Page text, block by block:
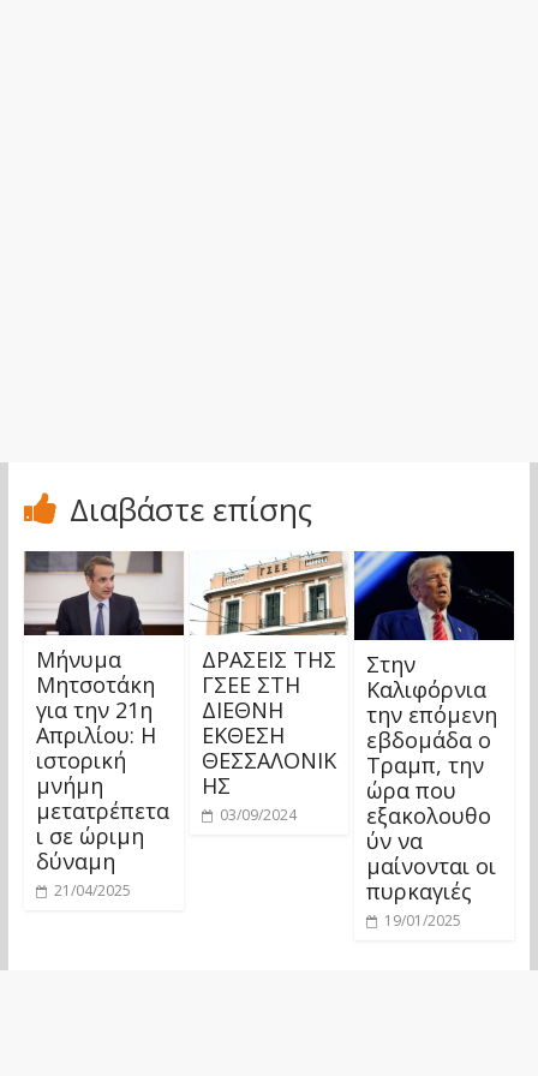
Διαβάστε επίσης
Μήνυμα
Μητσοτάκη
για την 21η
Απριλίου: Η
ιστορική
μνήμη
μετατρέπετα
ι σε ώριμη
δύναμη
21/04/2025
ΔΡΑΣΕΙΣ ΤΗΣ
ΓΣΕΕ ΣΤΗ
ΔΙΕΘΝΗ
ΕΚΘΕΣΗ
ΘΕΣΣΑΛΟΝΙΚ
ΗΣ
03/09/2024
Στην
Καλιφόρνια
την επόμενη
εβδομάδα ο
Τραμπ, την
ώρα που
εξακολουθο
ύν να
μαίνονται οι
πυρκαγιές
19/01/2025